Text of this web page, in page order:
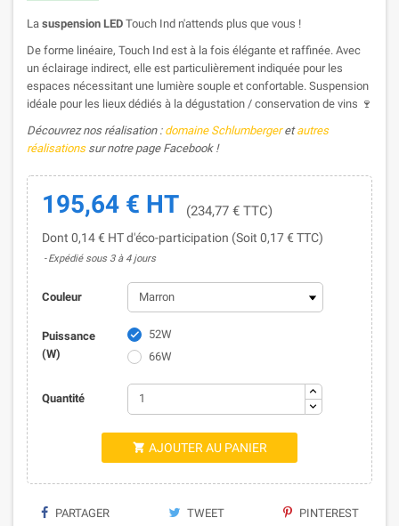
La suspension LED Touch Ind n'attends plus que vous !
De forme linéaire, Touch Ind est à la fois élégante et raffinée. Avec
un éclairage indirect, elle est particulièrement indiquée pour les
espaces nécessitant une lumière souple et confortable. Suspension
idéale pour les lieux dédiés à la dégustation / conservation de vins 🍷
Découvrez nos réalisation : domaine Schlumbergeretautres
réalisationssur notre page Facebook !
195,64 € HT (234,77 € TTC)
Dont 0,14 € HT d'éco-participation (Soit 0,17 € TTC)
Expédié sous 3 à 4 jours
Couleur
Puissance
(W)

52W
66W
Quantité
 AJOUTER AU PANIER
PARTAGER TWEET PINTEREST